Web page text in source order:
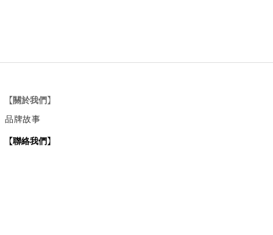
【關於我們】
品牌故事
【聯絡我們 】